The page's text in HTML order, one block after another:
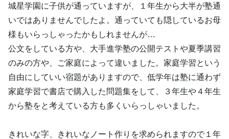
城星学園に子供が通っていますが、１年生から大半が塾通
いではありませんでしたよ。通っていても隠しているお母
様もいらっしゃったかもしれませんが…
公文をしている方や、大手進学塾の公開テストや夏季講習
のみの方や、ご家庭によって違いました。家庭学習という
自由にしていい宿題がありますので、低学年は塾に通わず
家庭学習で書店で購入した問題集をして、３年生や４年生
から塾をと考えている方も多くいらっしゃいました。
きれいな字、きれいなノート作りを求められますので１年